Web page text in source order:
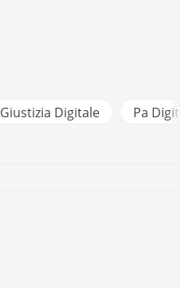
Giustizia Digitale Pa